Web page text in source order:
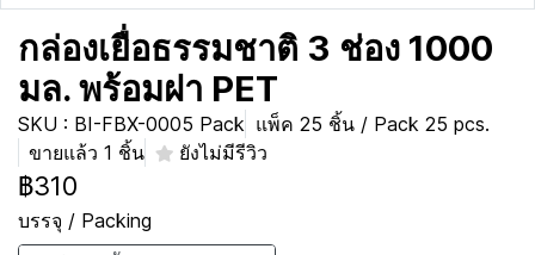
กล่องเยื่อธรรมชาติ 3 ช่อง 1000
มล. พร้อมฝา PET
SKU : BI-FBX-0005 Pack แพ็ค 25 ชิ้น / Pack 25 pcs.
ขายแล้ว 1 ชิ้น
ยังไม่มีรีวิว
฿310
บรรจุ / Packing